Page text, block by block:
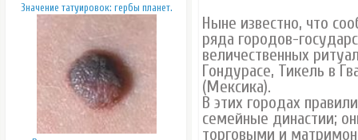
Значение татуировок: гербы планет.
Ныне известно, что
ряда городов-
величественных
Гондурасе, Тикель в
(Мексика).
В этих городах
семейные династии;
торговыми и